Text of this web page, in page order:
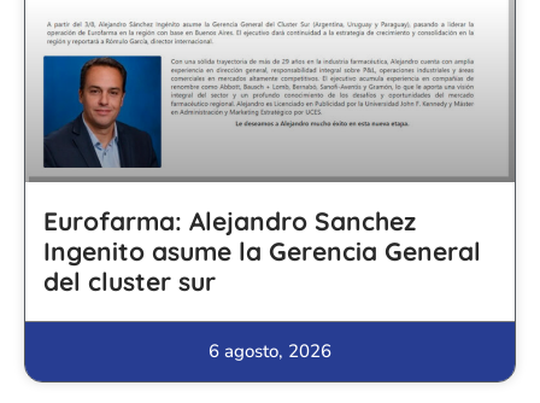
Eurofarma: Alejandro Sanchez
Ingenito asume la Gerencia General
del cluster sur
6 agosto, 2026